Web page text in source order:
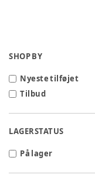
SHOP BY
Nyeste tilføjet
Tilbud
LAGERSTATUS
På lager